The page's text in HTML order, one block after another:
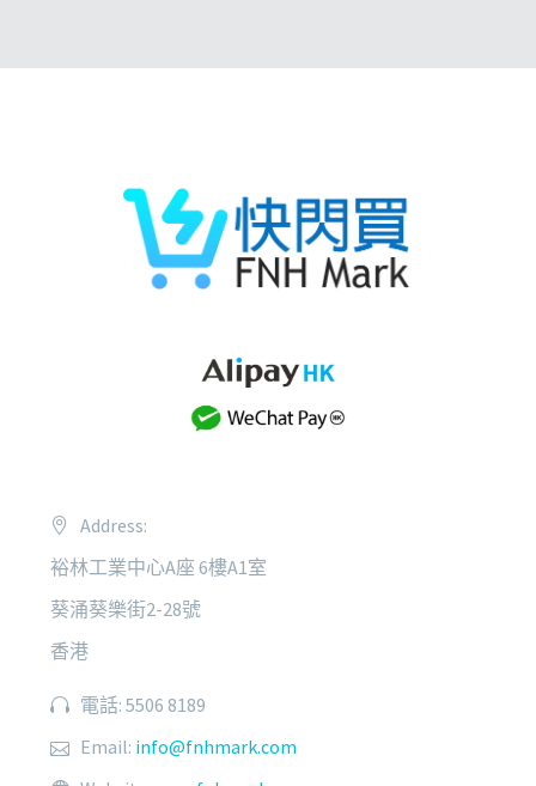
Address:
裕林工業中心A座 6樓A1室
葵涌葵樂街2-28號
香港
電話: 5506 8189
Email: info@fnhmark.com